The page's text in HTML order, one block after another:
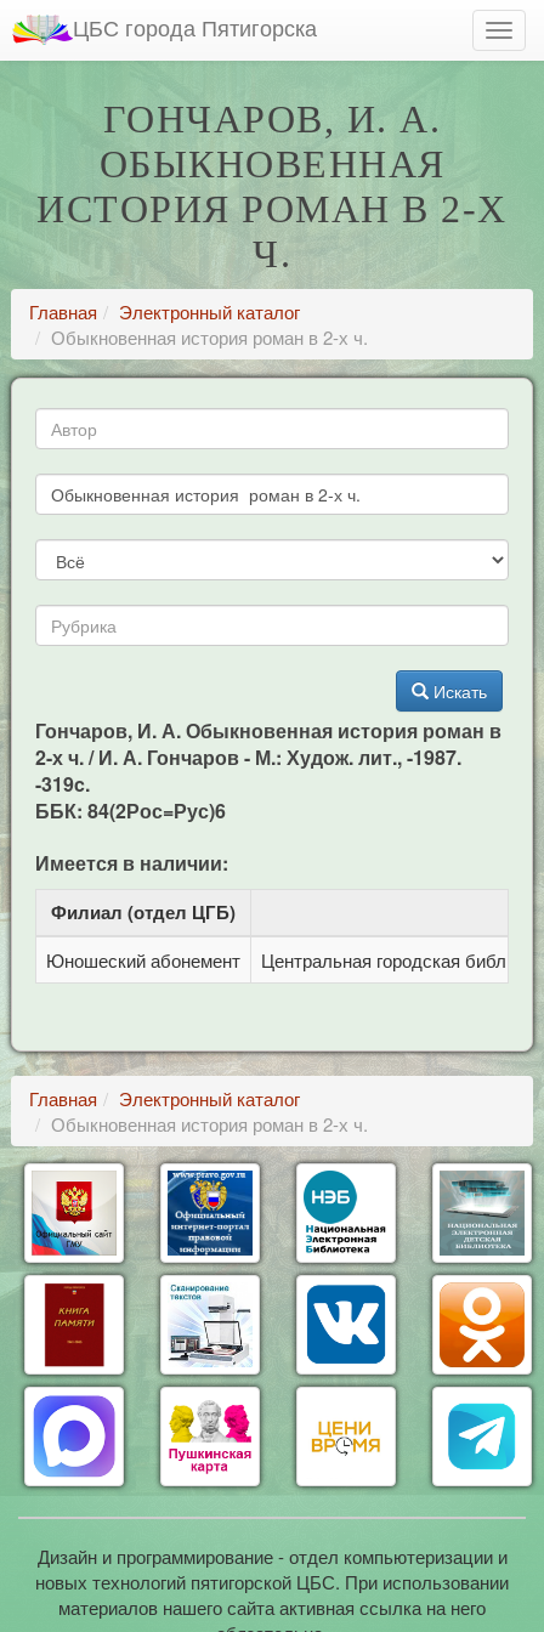
ЦБС города Пятигорска
ГОНЧАРОВ, И. А.
ОБЫКНОВЕННАЯ
ИСТОРИЯ РОМАН В 2-Х
Ч.
Главная
Электронный каталог
Обыкновенная история роман в 2-х ч.
Искать
Гончаров, И. А. Обыкновенная история роман в
2-х ч. / И. А. Гончаров - М.: Худож. лит., -1987.
-319c.
ББК: 84(2Рос=Рус)6
Имеется в наличии:
Филиал (отдел ЦГБ)
Юношеский абонемент Центральная городская
Главная
Электронный каталог
Обыкновенная история роман в 2-х ч.
Дизайн и программирование - отдел компьютеризации и
новых технологий пятигорской ЦБС. При использовании
материалов нашего сайта активная ссылка на него